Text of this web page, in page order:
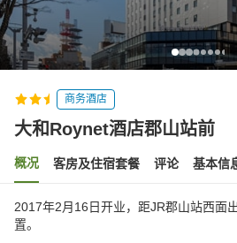
商务酒店
大和Roynet酒店郡山站前
概况 客房及住宿套餐 评论 基本信
2017年2月16日开业，距JR郡山站西面
置。